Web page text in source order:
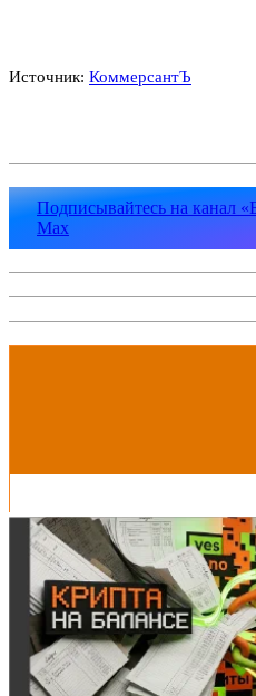
Источник: КоммерсантЪ
Подписывайтесь на канал
Max